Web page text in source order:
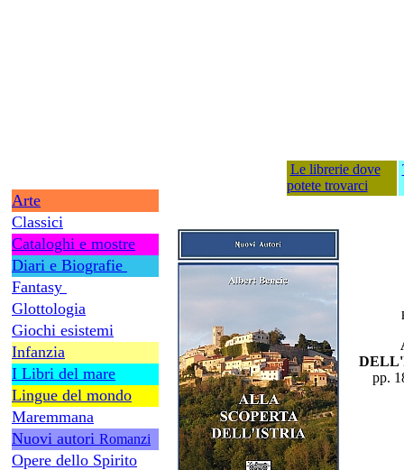
Arte
Classici
Cataloghi e mostre
Diari e Biografie
Fantasy
Glottologia
Giochi esistemi
Infanzia
I Libri del mare
Lingue del mondo
Maremmana
Nuovi autori Romanzi
Opere dello Spirito
Le librerie dove
potete trovarci
pp.